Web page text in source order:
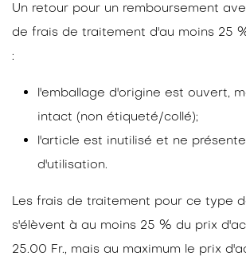
Un retour pour un remboursement
de frais de traitement d'au moins 25
:
l'emballage d'origine est ouvert,
intact (non étiqueté/collé);
l'article est inutilisé et ne
d'utilisation.​
Les frais de traitement pour ce type
s'élèvent à au moins 25 % du prix
25.00 Fr., mais au maximum le prix